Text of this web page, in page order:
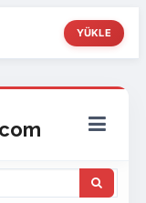
YÜKLE